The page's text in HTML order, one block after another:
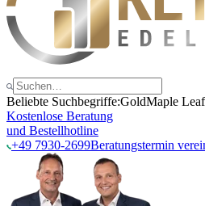
Beliebte Suchbegriffe:GoldMaple Leaf
Kostenlose Beratung
und Bestellhotline
+49 7930-2699Beratungstermin